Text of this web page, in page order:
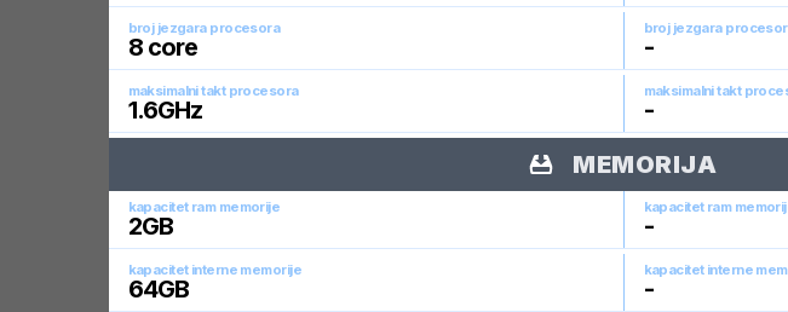
broj jezgara procesora
8core
broj jezgara
-
maksimalni takt procesora
1.6GHz
maksimalni takt
-
MEMORIJA
kapacitet ram memorije
2GB
kapacitet ram
-
kapacitet interne memorije
64GB
kapacitet interne
-